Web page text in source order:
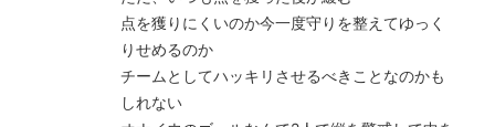
点を獲りにくいのか今一度守りを整えてゆっく
りせめるのか
チームとしてハッキリさせるべきことなのかも
しれない